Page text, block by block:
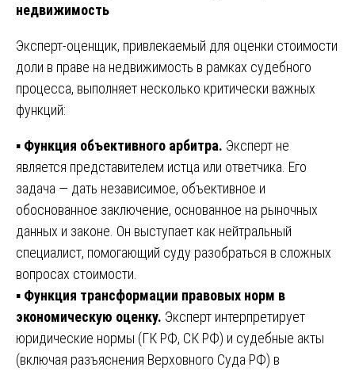
недвижимость
Эксперт-оценщик, привлекаемый для оценки стоимости
доли в праве на недвижимость в рамках судебного
процесса, выполняет несколько критически важных
функций:
▪️ Функция объективного арбитра. Эксперт не
является представителем истца или ответчика. Его
задача — дать независимое, объективное и
обоснованное заключение, основанное на рыночных
данных и законе. Он выступает как нейтральный
специалист, помогающий суду разобраться в сложных
вопросах стоимости.
▪️ Функция трансформации правовых норм в
экономическую оценку. Эксперт интерпретирует
юридические нормы (ГК РФ, СК РФ) и судебные акты
(включая разъяснения Верховного Суда РФ) в